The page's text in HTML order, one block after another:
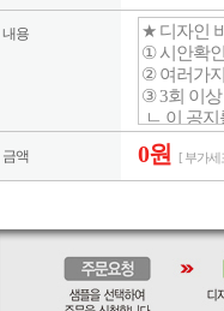
내용
금액 0원 [ 부가세